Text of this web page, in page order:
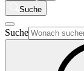
Suche
Suche